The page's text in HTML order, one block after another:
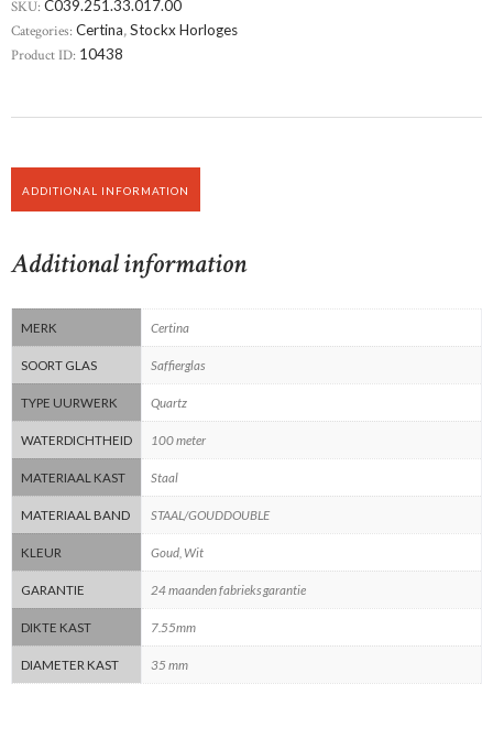
SKU: C039.251.33.017.00
Categories: Certina,Stockx Horloges
Product ID: 10438
ADDITIONAL INFORMATION
Additional information
MERK Certina
SOORT GLAS Saffierglas
TYPE UURWERK Quartz
WATERDICHTHEID 100 meter
MATERIAAL KAST Staal
MATERIAAL BAND STAAL/GOUDDOUBLE
KLEUR Goud, Wit
GARANTIE 24 maanden fabrieks garantie
DIKTE KAST 7.55mm
DIAMETER KAST 35 mm